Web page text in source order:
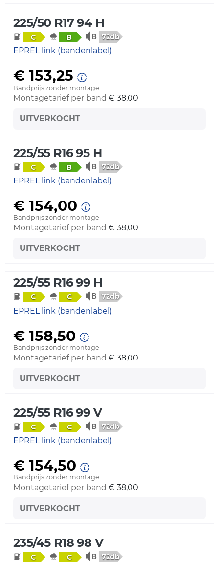
225/50 R17 94 H
C B 72db
EPREL link (bandenlabel)
€ 153,25
Bandprijs zonder montage
Montagetarief per band € 38,00
UITVERKOCHT
225/55 R16 95 H
C B 72db
EPREL link (bandenlabel)
€ 154,00
Bandprijs zonder montage
Montagetarief per band € 38,00
UITVERKOCHT
225/55 R16 99 H
C C 72db
EPREL link (bandenlabel)
€ 158,50
Bandprijs zonder montage
Montagetarief per band € 38,00
UITVERKOCHT
225/55 R16 99 V
C C 72db
EPREL link (bandenlabel)
€ 154,50
Bandprijs zonder montage
Montagetarief per band € 38,00
UITVERKOCHT
235/45 R18 98 V
C C 72db